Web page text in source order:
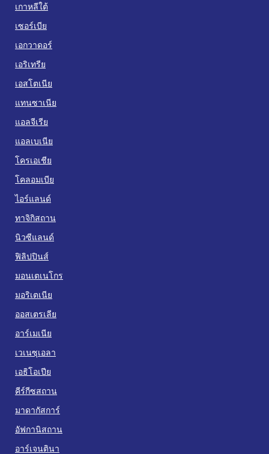
เกาหลีใต้
เซอร์เบีย
เอกวาดอร์
เอริเทรีย
เอสโตเนีย
แทนซาเนีย
แอลจีเรีย
แอลเบเนีย
โครเอเชีย
โคลอมเบีย
ไอร์แลนด์
ทาจิกิสถาน
นิวซีแลนด์
ฟิลิปปินส์
มอนเตเนโกร
มอริเตเนีย
ออสเตรเลีย
อาร์เมเนีย
เวเนซุเอลา
เอธิโอเปีย
คีร์กีซสถาน
มาดากัสการ์
อัฟกานิสถาน
อาร์เจนตินา